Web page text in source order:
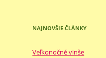
NAJNOVŠIE ČLÁNKY
Veľkonočné vinše